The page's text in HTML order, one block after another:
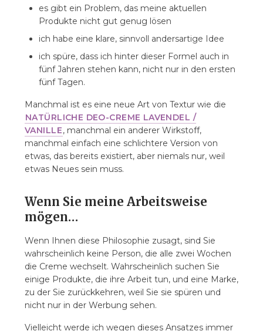
es gibt ein Problem, das meine aktuellen
Produkte nicht gut genug lösen
ich habe eine klare, sinnvoll andersartige Idee
ich spüre, dass ich hinter dieser Formel auch in
fünf Jahren stehen kann, nicht nur in den ersten
fünf Tagen.
Manchmal ist es eine neue Art von Textur wie die
NATÜRLICHE DEO-CREME LAVENDEL /
VANILLE, manchmal ein anderer Wirkstoff,
manchmal einfach eine schlichtere Version von
etwas, das bereits existiert, aber niemals nur, weil
etwas Neues sein muss.
Wenn Sie meine Arbeitsweise
mögen…
Wenn Ihnen diese Philosophie zusagt, sind Sie
wahrscheinlich keine Person, die alle zwei Wochen
die Creme wechselt. Wahrscheinlich suchen Sie
einige Produkte, die ihre Arbeit tun, und eine Marke,
zu der Sie zurückkehren, weil Sie sie spüren und
nicht nur in der Werbung sehen.
Vielleicht werde ich wegen dieses Ansatzes immer